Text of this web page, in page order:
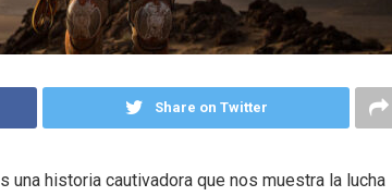
Share on Twitter
historia cautivadora que nos muestra la lucha